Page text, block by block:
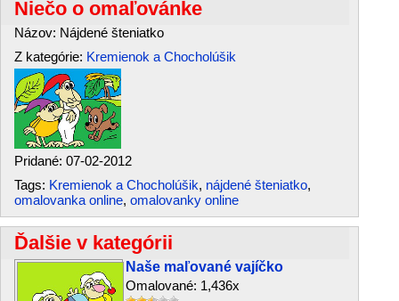
Niečo o omaľovánke
Názov: Nájdené šteniatko
Z kategórie: Kremienok a Chocholúšik
Pridané: 07-02-2012
Tags: Kremienok a Chocholúšik, nájdené šteniatko,
omalovanka online, omalovanky online
Ďalšie v kategórii
Naše maľované vajíčko
Omalované: 1,436x